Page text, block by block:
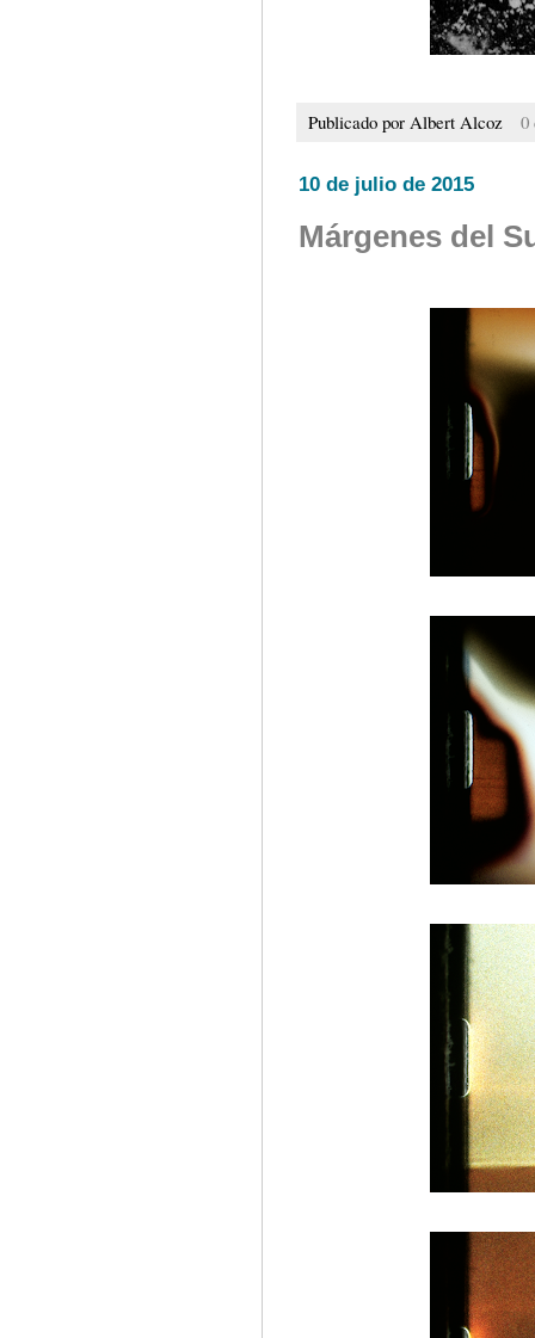
Publicado por Albert Alcoz 0
10 de julio de 2015
Márgenes del